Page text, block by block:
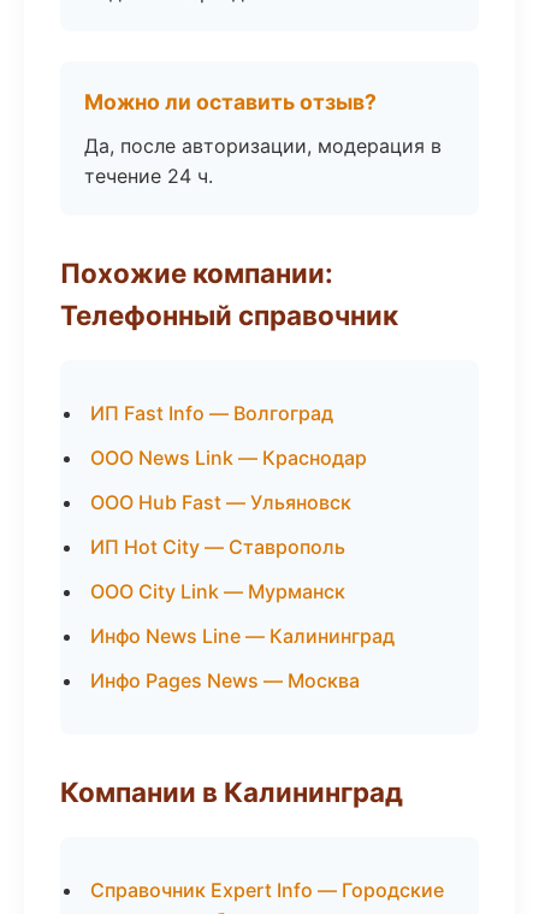
Можно ли оставить отзыв?
Да, после авторизации, модерация в
течение 24 ч.
Похожие компании:
Телефонный справочник
ИП Fast Info — Волгоград
ООО News Link — Краснодар
ООО Hub Fast — Ульяновск
ИП Hot City — Ставрополь
ООО City Link — Мурманск
Инфо News Line — Калининград
Инфо Pages News — Москва
Компании в Калининград
Справочник Expert Info — Городские